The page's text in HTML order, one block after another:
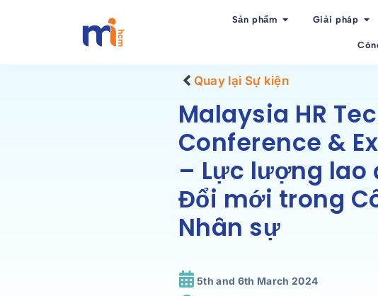
Sản phẩm Giải pháp
Quay lại Sự kiện
Malaysia HR
Conference &
– Lực lượng lao
Đổi mới trong
Nhân sự
5th and 6th March 2024